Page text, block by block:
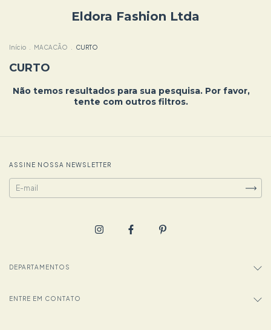
Eldora Fashion Ltda
Início MACACÃO CURTO
CURTO
Não temos resultados para sua pesquisa. Por favor,
tente com outros filtros.
ASSINE NOSSA NEWSLETTER
DEPARTAMENTOS
ENTRE EM CONTATO